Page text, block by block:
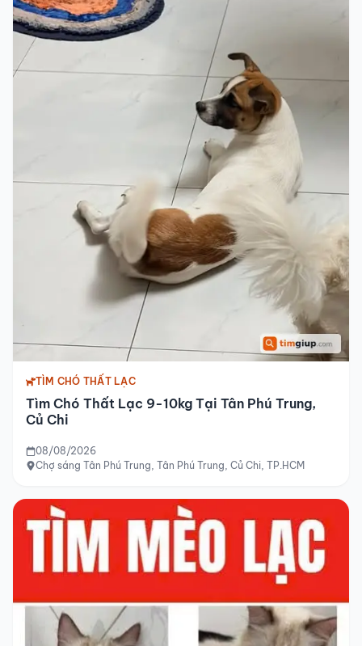
TÌM CHÓ THẤT LẠC
Tìm Chó Thất Lạc 9-10kg Tại Tân Phú Trung,
Củ Chi
08/08/2026
Chợ sáng Tân Phú Trung, Tân Phú Trung, Củ Chi, TP.HCM